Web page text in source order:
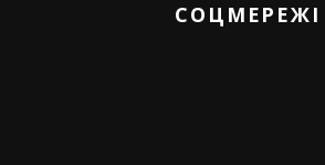
СОЦМЕРЕЖІ